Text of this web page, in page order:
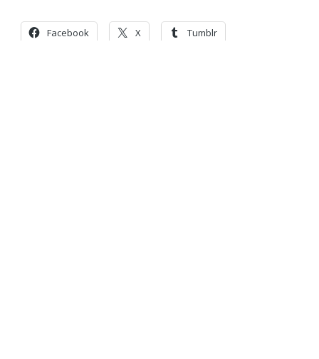
Facebook X Tumblr